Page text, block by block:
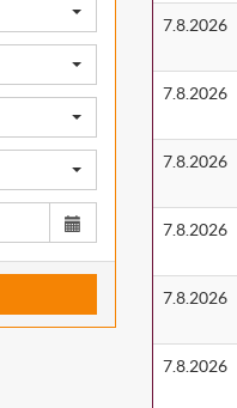
7.8.2026
7.8.2026
7.8.2026
7.8.2026
7.8.2026
7.8.2026